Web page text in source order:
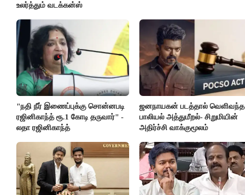
உலர்த்தும் வடக்கன்ஸ்
"நதி நீர் இணைப்புக்கு சொன்னபடி
ரஜினிகாந்த் ரூ.1 கோடி தருவார்" -
லதா ரஜினிகாந்த்
ஜனநாயகன் படத்தால் வெளிவந்த
பாலியல் அத்துமீறல்- சிறுமியின்
அதிர்ச்சி வாக்குமூலம்